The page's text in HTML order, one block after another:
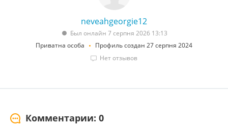
neveahgeorgie12
Был онлайн 7 серпня 2026 13:13
Приватна особа
Профиль создан 27 серпня 2024
Нет отзывов
Комментарии: 0